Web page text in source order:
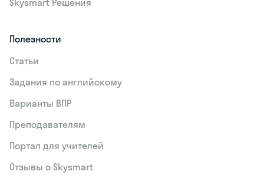
Полезности
Статьи
Задания по английскому
Варианты ВПР
Преподавателям
Портал для учителей
Отзывы о Skysmart